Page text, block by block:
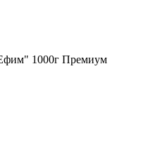
1000г Премиум